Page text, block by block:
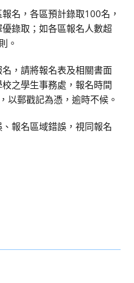
名，各區預計錄取100名，
錄取；如各區報名人數超
。
，請將報名表及相關書面
之學生事務處，報名時間
以郵戳記為憑，逾時不候。
報名區域錯誤，視同報名